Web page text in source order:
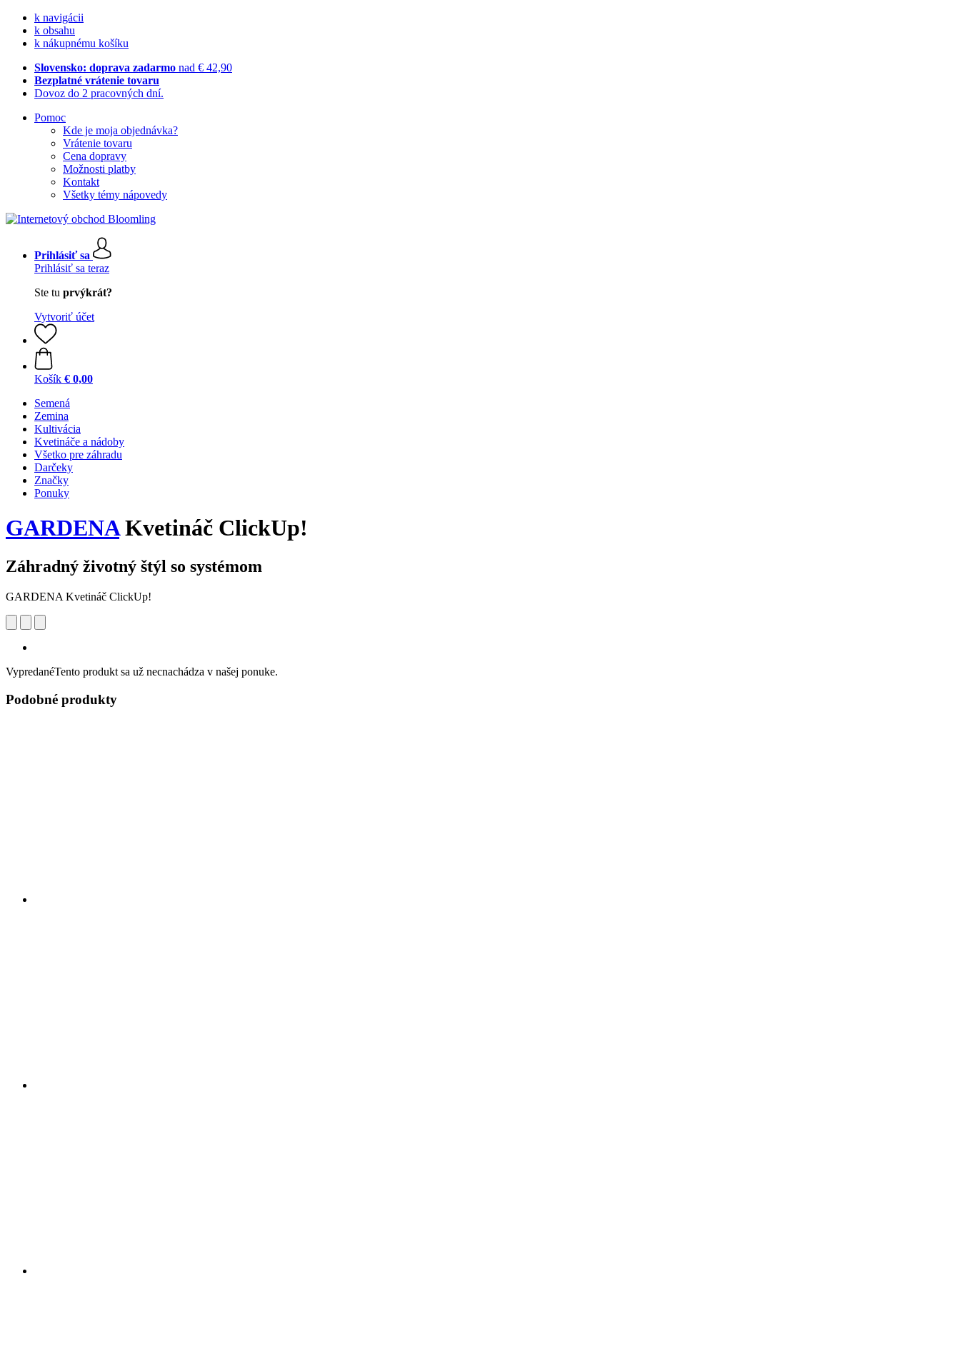
k navigácii
k obsahu
k nákupnému košíku
Slovensko: doprava zadarmo nad € 42,90
Bezplatné vrátenie tovaru
Dovoz do 2 pracovných dní.
Pomoc
Kde je moja objednávka?
Vrátenie tovaru
Cena dopravy
Možnosti platby
Kontakt
Všetky témy nápovedy
Prihlásiť sa
Prihlásiť sa teraz
Ste tu prvýkrát?
Vytvoriť účet
Košík € 0,00
Semená
Zemina
Kultivácia
Kvetináče a nádoby
Všetko pre záhradu
Darčeky
Značky
Ponuky
GARDENAKvetináč ClickUp!
Záhradný životný štýl so systémom
GARDENA Kvetináč ClickUp!
VypredanéTento produkt sa už necnachádza v našej ponuke.
Podobné produkty